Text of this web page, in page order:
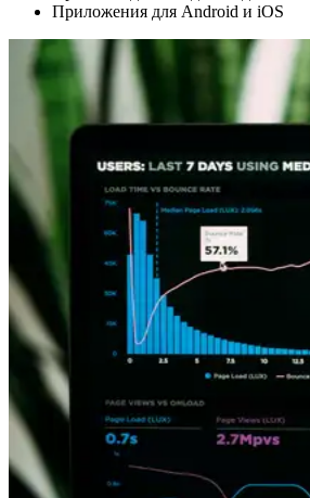
Приложения для Android и iOS